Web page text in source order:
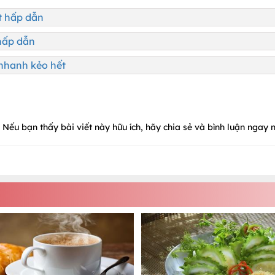
hấp dẫn
dẫn
kẻo hết
Nếu bạn thấy bài viết này hữu ích, hãy chia sẻ và bình luận ngay